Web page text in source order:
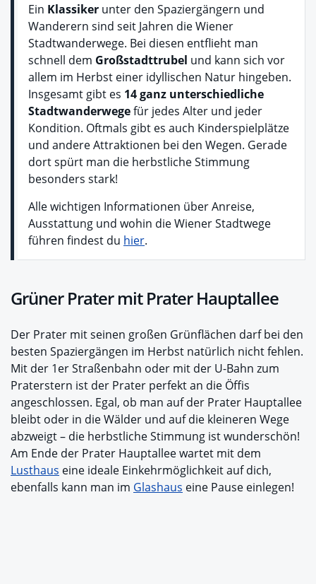
Ein Klassiker unter den Spaziergängern und
Wanderern sind seit Jahren die Wiener
Stadtwanderwege. Bei diesen entflieht man
schnell dem Großstadttrubel und kann sich vor
allem im Herbst einer idyllischen Natur hingeben.
Insgesamt gibt es 14 ganz unterschiedliche
Stadtwanderwegefür jedes Alter und jeder
Kondition. Oftmals gibt es auch Kinderspielplätze
und andere Attraktionen bei den Wegen. Gerade
dort spürt man die herbstliche Stimmung
besonders stark!
Alle wichtigen Informationen über Anreise,
Ausstattung und wohin die Wiener Stadtwege
führen findest du hier.
Grüner Prater mit Prater Hauptallee
Der Prater mit seinen großen Grünflächen darf bei den
besten Spaziergängen im Herbst natürlich nicht fehlen.
Mit der 1er Straßenbahn oder mit der U-Bahn zum
Praterstern ist der Prater perfekt an die Öffis
angeschlossen. Egal, ob man auf der Prater Hauptallee
bleibt oder in die Wälder und auf die kleineren Wege
abzweigt – die herbstliche Stimmung ist wunderschön!
Am Ende der Prater Hauptallee wartet mit dem
Lusthaus eine ideale Einkehrmöglichkeit auf dich,
ebenfalls kann man im Glashaus eine Pause einlegen!